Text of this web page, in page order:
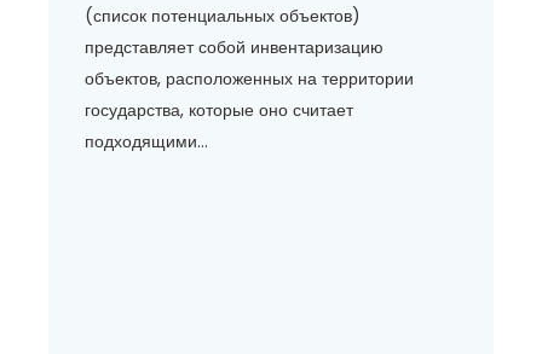
(список потенциальных объектов)
представляет собой инвентаризацию
объектов, расположенных на территории
государства, которые оно считает
подходящими...